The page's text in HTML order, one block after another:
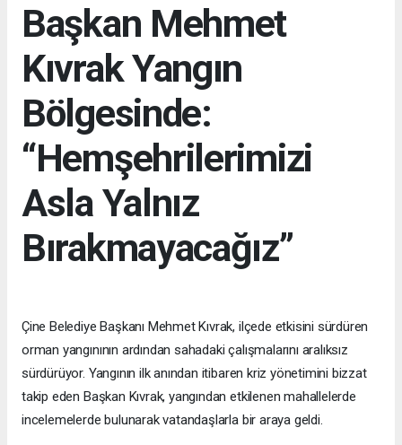
Başkan Mehmet
Kıvrak Yangın
Bölgesinde:
“Hemşehrilerimizi
Asla Yalnız
Bırakmayacağız”
Çine Belediye Başkanı Mehmet Kıvrak, ilçede etkisini sürdüren
orman yangınının ardından sahadaki çalışmalarını aralıksız
sürdürüyor. Yangının ilk anından itibaren kriz yönetimini bizzat
takip eden Başkan Kıvrak, yangından etkilenen mahallelerde
incelemelerde bulunarak vatandaşlarla bir araya geldi.